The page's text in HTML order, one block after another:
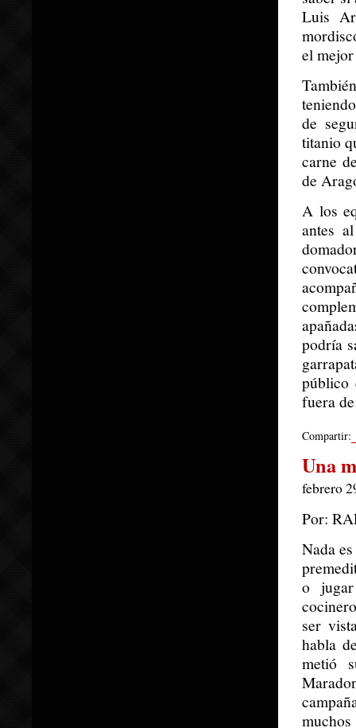
Luis
el
de
titanio
carne
de
A los
antes
podría
público
fuera
Compartir:
Una
febrero
Por:
Nada
o jugar
ser
habla
metió